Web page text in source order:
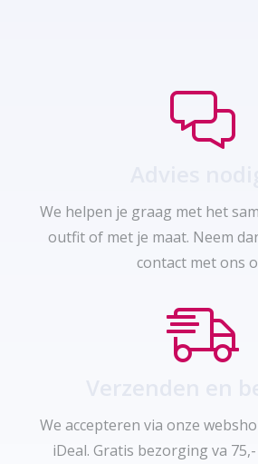
We helpen je graag met het
outfit of met je maat. Neem
contact met ons
We accepteren via onze
iDeal. Gratis bezorging va